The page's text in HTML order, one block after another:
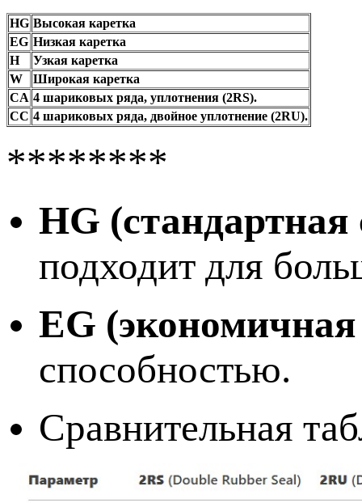
HG Высокая каретка
EG Низкая каретка
H
Узкая каретка
W
Широкая каретка
CA 4 шариковых ряда, уплотнения (2RS).
CC 4 шариковых ряда, двойное уплотнение (2RU).
​********
HG (стандартная
подходит для
EG
способностью.
Сравнительная